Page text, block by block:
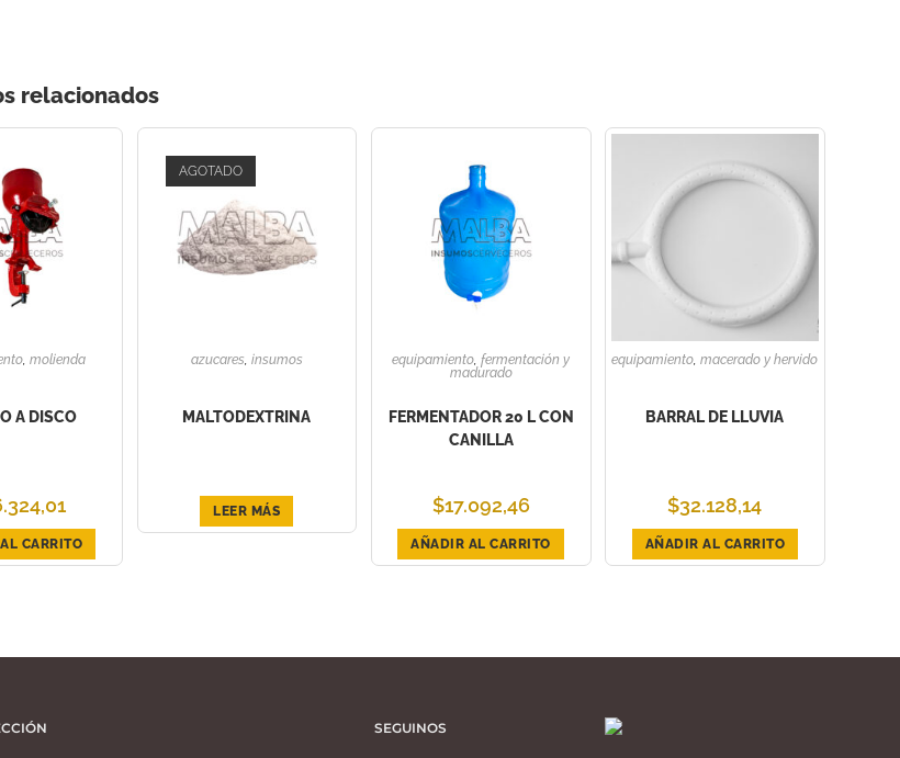
relacionados
, molienda
A DISCO
CARRITO
AGOTADO
azucares, insumos
MALTODEXTRINA
LEER MÁS
equipamiento,fermentación y
madurado
FERMENTADOR 20 L CON
CANILLA
$17.092,46
AÑADIR AL CARRITO
equipamiento,macerado y hervido
BARRAL DE LLUVIA
$32.128,14
AÑADIR AL CARRITO
SEGUINOS